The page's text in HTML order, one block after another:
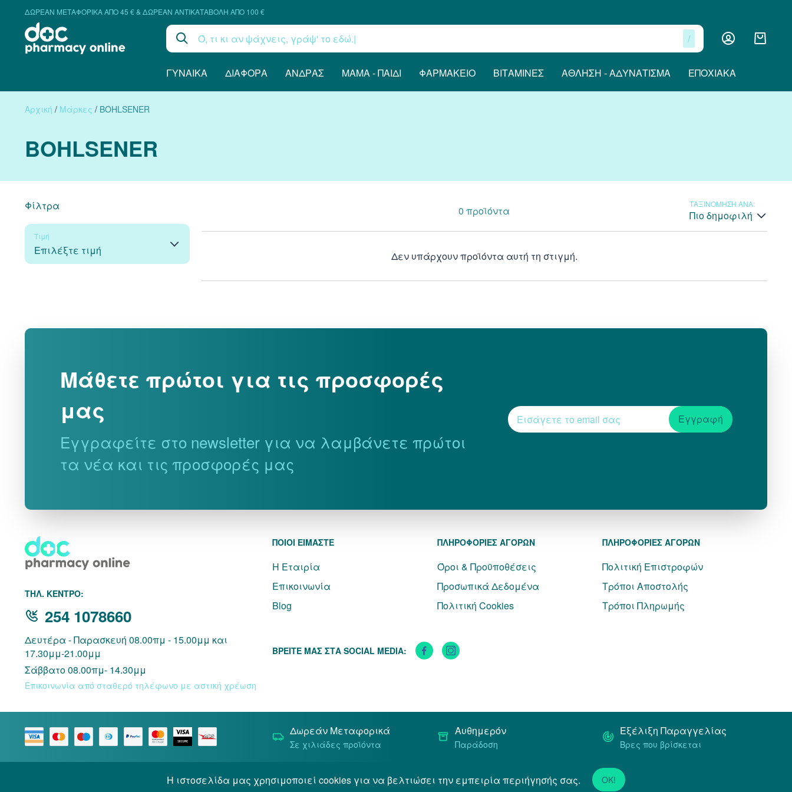
ΔΩΡΕΑΝ ΜΕΤΑΦΟΡΙΚΑ ΑΠΟ 45 € & ΔΩΡΕΑΝ ΑΝΤΙΚΑΤΑΒΟΛΗ ΑΠΟ 100 €
/
ΓΥΝΑΊΚΑ ΔΙΆΦΟΡΑ ΆΝΔΡΑΣ ΜΑΜΆ - ΠΑΙΔΊ ΦΑΡΜΑΚΕΊΟ ΒΙΤΑΜΊΝΕΣ ΆΘΛΗΣΗ - ΑΔΥΝΆΤΙΣΜΑ ΕΠΟΧΙΑΚΆ
Αρχική / Μάρκες / BOHLSENER
BOHLSENER
Φίλτρα
Τιμή
Επιλέξτε τιμή
0 προϊόντα ΤΑΞΙΝΟΜΗΣΗ ΑΝΑ:
Πιο δημοφιλή
Δεν υπάρχουν προϊόντα αυτή τη στιγμή.
Μάθετε πρώτοι για τις προσφορές
μας
Εγγραφείτε στο newsletter για να λαμβάνετε πρώτοι
τα νέα και τις προσφορές μας
Εγγραφή
THΛ. ΚΕΝΤΡΟ:
254 1078660
Δευτέρα - Παρασκευή 08.00πμ - 15.00μμ και
17.30μμ-21.00μμ
Σάββατο 08.00πμ- 14.30μμ
Επικοινωνία από σταθερό τηλέφωνο με αστική χρέωση
ΠΟΙΟΙ ΕΙΜΑΣΤΕ
Η Εταιρία
Επικοινωνία
Blog
ΠΛΗΡΟΦΟΡΙΕΣ ΑΓΟΡΩΝ
Όροι & Προϋποθέσεις
Προσωπικά Δεδομένα
Πολιτική Cookies
ΠΛΗΡΟΦΟΡΙΕΣ ΑΓΟΡΩΝ
Πολιτική Επιστροφών
Τρόποι Αποστολής
Τρόποι Πληρωμής
ΒΡΕΙΤΕ ΜΑΣ ΣΤΑ SOCIAL MEDIA:
Δωρεάν Μεταφορικά
Σε χιλιάδες προϊόντα
Αυθημερόν
Παράδοση
Εξέλιξη Παραγγελίας
Βρες που βρίσκεται
© 2026 Docpharmacy. All rights reserved. Όροι & Προϋποθέσεις Προσωπικά Δεδομένα
Η ιστοσελίδα μας χρησιμοποιεί cookies για να βελτιώσει την εμπειρία περιήγησής σας. OK!